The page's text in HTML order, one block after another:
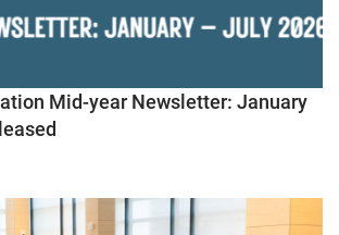
Mid-year Newsletter: January